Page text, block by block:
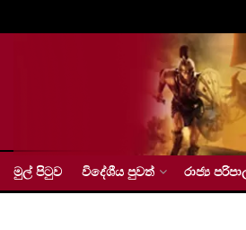
මුල් පිටුව විදේශීය පුවත් රාජ්‍ය